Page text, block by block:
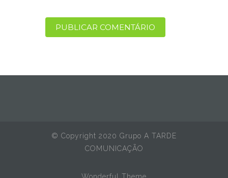
© Copyright 2020 Grupo A TARDE
COMUNICAÇÃO
Wonderful Theme